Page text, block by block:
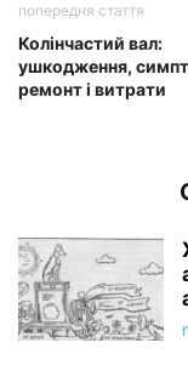
попередня стаття
Колінчастий вал:
ушкодження,
ремонт і витрати